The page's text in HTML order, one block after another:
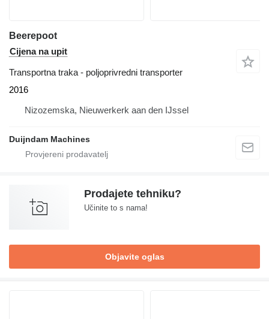
Beerepoot
Cijena na upit
Transportna traka - poljoprivredni transporter
2016
Nizozemska, Nieuwerkerk aan den IJssel
Duijndam Machines
Prodajete tehniku?
Učinite to s nama!
Objavite oglas